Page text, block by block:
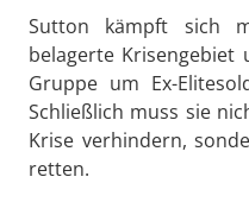
Sutton kämpft sich
belagerte
Gruppe um Ex-
Schließlich muss sie
Krise verhindern,
retten.